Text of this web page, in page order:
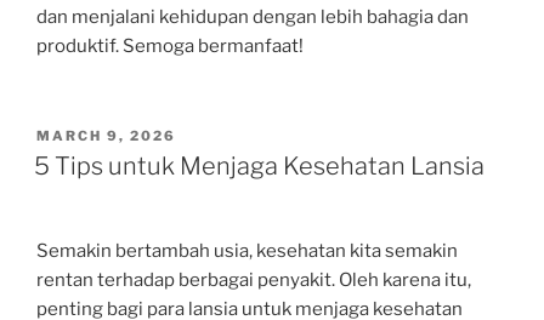
dan menjalani kehidupan dengan lebih bahagia dan
produktif. Semoga bermanfaat!
POSTED
ON
MARCH 9, 2026
5 Tips untuk Menjaga Kesehatan Lansia
Semakin bertambah usia, kesehatan kita semakin
rentan terhadap berbagai penyakit. Oleh karena itu,
penting bagi para lansia untuk menjaga kesehatan